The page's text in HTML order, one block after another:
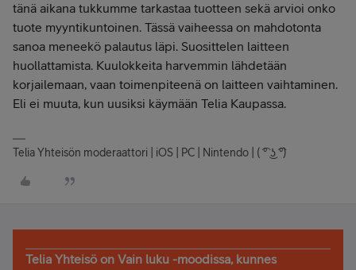
tänä aikana tukkumme tarkastaa tuotteen sekä arvioi onko
tuote myyntikuntoinen. Tässä vaiheessa on mahdotonta
sanoa meneekö palautus läpi. Suosittelen laitteen
huollattamista. Kuulokkeita harvemmin lähdetään
korjailemaan, vaan toimenpiteenä on laitteen vaihtaminen.
Eli ei muuta, kun uusiksi käymään Telia Kaupassa.
Telia Yhteisön moderaattori | iOS | PC | Nintendo | ( ͡° ͜ʖ ͡°)
Telia Yhteisö on Vain luku -moodissa, kunnes